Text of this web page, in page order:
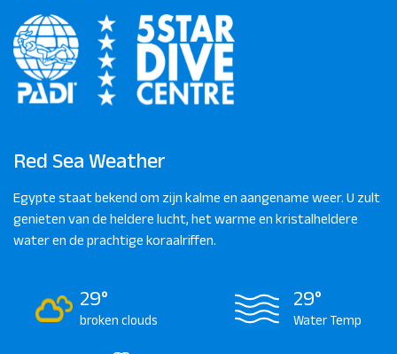
Red Sea Weather
Egypte staat bekend om zijn kalme en aangename weer. U zult
genieten van de heldere lucht, het warme en kristalheldere
water en de prachtige koraalriffen.
29°
broken clouds
29°
Water Temp